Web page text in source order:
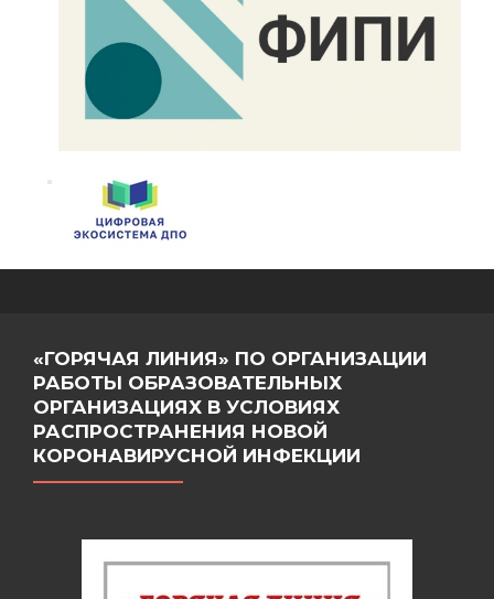
«ГОРЯЧАЯ ЛИНИЯ» ПО ОРГАНИЗАЦИИ
РАБОТЫ ОБРАЗОВАТЕЛЬНЫХ
ОРГАНИЗАЦИЯХ В УСЛОВИЯХ
РАСПРОСТРАНЕНИЯ НОВОЙ
КОРОНАВИРУСНОЙ ИНФЕКЦИИ